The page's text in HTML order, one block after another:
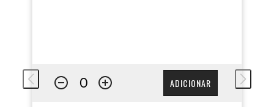
ADICIONAR